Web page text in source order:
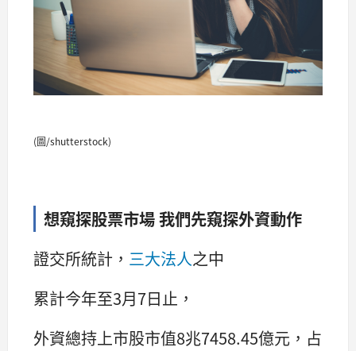
(圖/shutterstock)
想窺探股票市場 我們先窺探外資動作
證交所統計， 三大法人之中
累計今年至3月7日止，
外資總持上市股市值8兆7458.45億元，占